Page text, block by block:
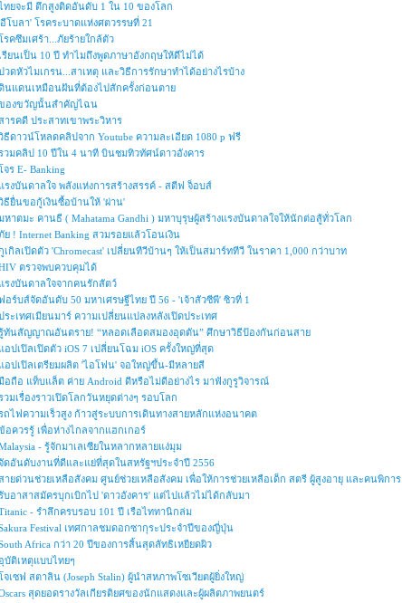
ทยจะมี ตึกสูงติดอันดับ 1 ใน 10 ของโลก
โบลา' โรคระบาดแห่งศตวรรษที่ 21
รคซึมเศร้า...ภัยร้ายใกล้ตัว
รียนเป็น 10 ปี ทำไมถึงพูดภาษาอังกฤษให้ดีไม่ได้
วดหัวไมเกรน...สาเหตุ และวิธีการรักษาทำได้อย่างไรบ้าง
นแดนเหมือนฝันที่ต้องไปสักครั้งก่อนตาย
องขวัญนั้นสำคัญไฉน
ารคดี ประสาทเขาพระวิหาร
ธีดาวน์โหลดคลิปจาก Youtube ความละเอียด 1080 p ฟรี
วมคลิป 10 ปีใน 4 นาที บินชมทิวทัศน์ดาวอังคาร
จร E- Banking
รงบันดาลใจ พลังแห่งการสร้างสรรค์ - สตีฟ จ็อบส์
ธียื่นขอกู้เงินซื้อบ้านให้ 'ผ่าน'
หาตมะ คานธี ( Mahatama Gandhi ) มหาบุรุษผู้สร้างแรงบันดาลใจให้นักต่อสู้ทั่วโลก
ย ! Internet Banking สวมรอยแล้วโอนเงิน
เกิลเปิดตัว 'Chromecast' เปลี่ยนทีวีบ้านๆ ให้เป็นสมาร์ททีวี ในราคา 1,000 กว่าบาท
ตรวจพบควบคุมได้
รงบันดาลใจจากคนรักสัตว์
อร์บส์จัดอันดับ 50 มหาเศรษฐีไทย ปี 56 - 'เจ้าสัวซีพี' ซิวที่ 1
ระเทศเมียนมาร์ ความเปลี่ยนแปลงหลังเปิดประเทศ
ทันสัญญาณอันตราย! “หลอดเลือดสมองอุดตัน” ศึกษาวิธีป้องกันก่อนสาย
อปเปิลเปิดตัว iOS 7 เปลี่ยนโฉม iOS ครั้งใหญ่ที่สุด
อปเปิลเตรียมผลิต 'ไอโฟน' จอใหญ่ขึ้น-มีหลายสี
อถือ แท็บแล็ต ค่าย Android ดีหรือไม่ดีอย่างไร มาฟังกูรูวิจารณ์
วมเรื่องราวเปิดโลกวันหยุดต่างๆ รอบโลก
ถไฟความเร็วสูง ก้าวสู่ระบบการเดินทางสายหลักแห่งอนาคต
อควรรู้ เพื่อห่างไกลจากแฮกเกอร์
- รู้จักมาเลเซียในหลากหลายแง่มุม
ดอันดับงานที่ดีและแย่ที่สุดในสหรัฐฯประจำปี 2556
ายด่วนช่วยเหลือสังคม ศูนย์ช่วยเหลือสังคม เพื่อให้การช่วยเหลือเด็ก สตรี ผู้สูงอายุ และคนพิการ
บอาสาสมัครบุกเบิกไป 'ดาวอังคาร' แต่ไปแล้วไม่ได้กลับมา
- รำลึกครบรอบ 101 ปี เรือไททานิกล่ม
Festival เทศกาลชมดอกซากุระประจำปีของญี่ปุ่น
Africa กว่า 20 ปีของการสิ้นสุดลัทธิเหยียดผิว
บัติเหตุแบบไทยๆ
จเซฟ สตาลิน (Joseph Stalin) ผู้นำสหภาพโซเวียตผู้ยิ่งใหญ่
สุดยอดรางวัลเกียรติยศของนักแสดงและผู้ผลิตภาพยนตร์